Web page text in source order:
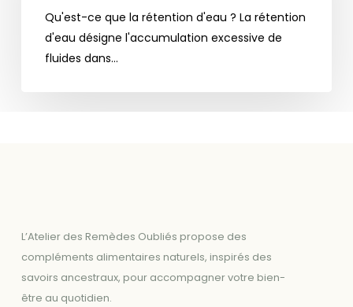
d’eauQu'est-ce que la rétention d'eau ? La rétention
d'eau désigne l'accumulation excessive de
fluides dans…
L’Atelier des Remèdes Oubliés propose des
compléments alimentaires naturels, inspirés des
savoirs ancestraux, pour accompagner votre bien-
être au quotidien.